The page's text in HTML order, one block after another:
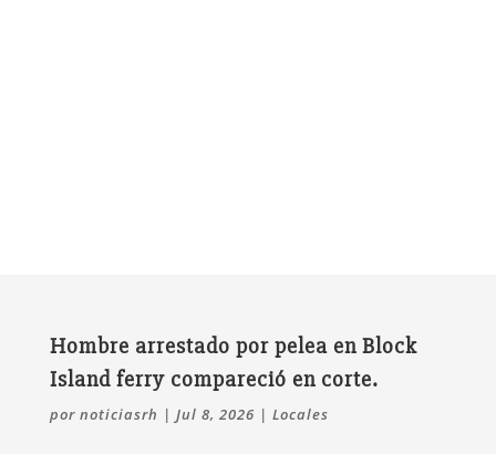
Hombre arrestado por pelea en Block
Island ferry compareció en corte.
por noticiasrh | Jul 8, 2026 | Locales